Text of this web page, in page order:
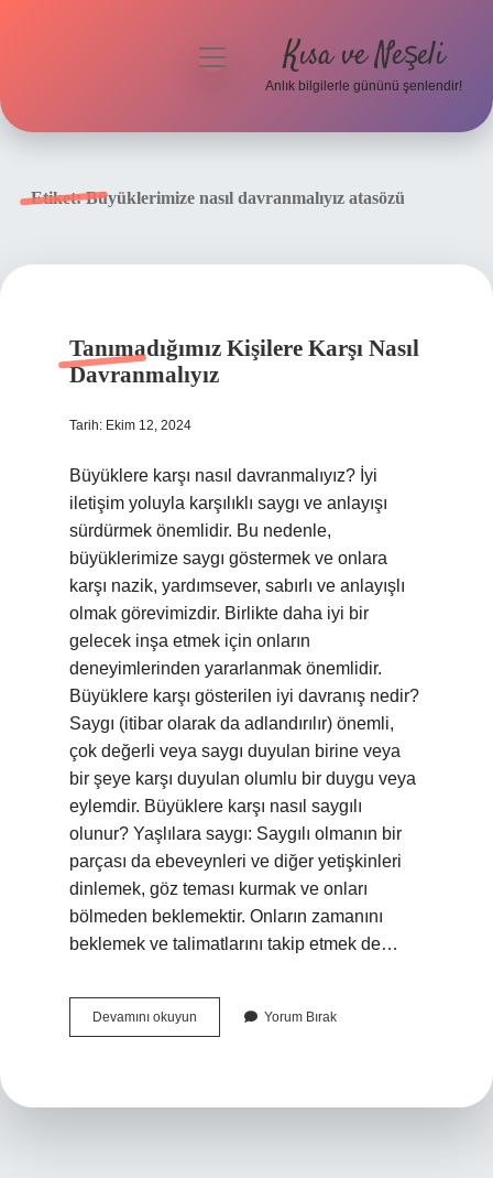
menüyü
Kısa ve Neşeli
Anlık bilgilerle gününü şenlendir!
Etiket:Büyüklerimize nasıl davranmalıyız atasözü
Tanımadığımız Kişilere Karşı Nasıl
Davranmalıyız
Tarih: Ekim 12, 2024
Büyüklere karşı nasıl davranmalıyız? İyi
iletişim yoluyla karşılıklı saygı ve anlayışı
sürdürmek önemlidir. Bu nedenle,
büyüklerimize saygı göstermek ve onlara
karşı nazik, yardımsever, sabırlı ve anlayışlı
olmak görevimizdir. Birlikte daha iyi bir
gelecek inşa etmek için onların
deneyimlerinden yararlanmak önemlidir.
Büyüklere karşı gösterilen iyi davranış nedir?
Saygı (itibar olarak da adlandırılır) önemli,
çok değerli veya saygı duyulan birine veya
bir şeye karşı duyulan olumlu bir duygu veya
eylemdir. Büyüklere karşı nasıl saygılı
olunur? Yaşlılara saygı: Saygılı olmanın bir
parçası da ebeveynleri ve diğer yetişkinleri
dinlemek, göz teması kurmak ve onları
bölmeden beklemektir. Onların zamanını
beklemek ve talimatlarını takip etmek de…
Devamını okuyun Tanımadığımız
Kişilere
Yorum Bırak